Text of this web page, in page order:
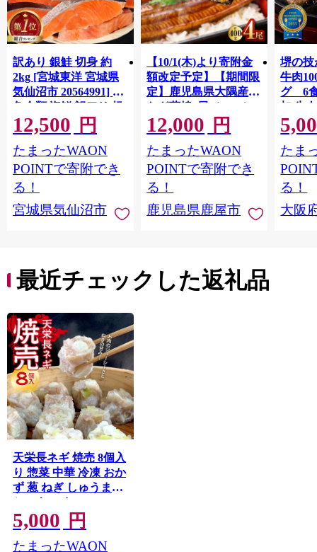
訳あり 銀鮭 切身 約
2kg [宮城東洋 宮城県
気仙沼市 20564991] 鮭
魚介類 海鮮 訳アリ 規
格外 不揃い さけ サケ
鮭切身 シャケ 切り身
冷凍 家庭用 おかず 弁
当 支援 サーモン 銀鮭
切り身 魚 わけあり
12,500 円
たまったWAON
POINTで寄附でき
る！
宮城県気仙沼市
【10/1(木)より寄附金
額改定予定】【期間限
定】鹿児島県大隅産う
なぎ蒲焼4尾（400g）
12,000 円
たまったWAON
POINTで寄附でき
る！
鹿児島県鹿屋市
堺の技
牛肉
グ 6
加 牛
ット 6
メ 温
菜 簡
すめ
取り
料 ふ
堺市】
たま
る！
大阪
最近チェックした返礼品
天栄長ネギ 焼売 8個入
り 惣菜 中華 冷凍 おか
ず 葱 ねぎ しゅうまい
シュウマイ F21T-324
5,000 円
たまったWAON